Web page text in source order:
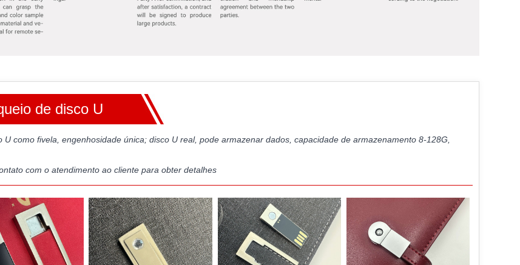
de disco U
U como fivela, engenhosidade única; disco U real, pode armazenar dados, capacidade de armazenamento 8-128G,
com o atendimento ao cliente para obter detalhes